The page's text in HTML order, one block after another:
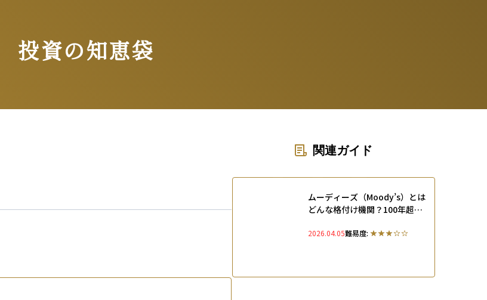
投資の知恵袋
関連ガイド
ムーディーズ（Moody’s）とは
どんな格付け機関？100年超の
向を解説
2026.04.05難易度: